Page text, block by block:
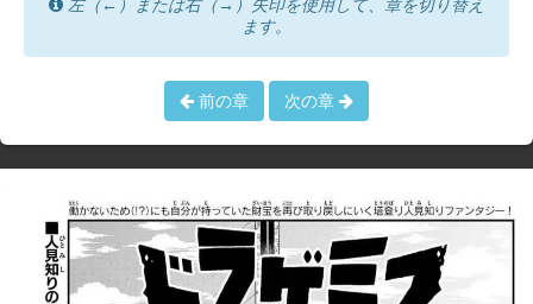
左（←）または右（→）矢印を使用して、章を切り替え
ます。
前の章 次の章